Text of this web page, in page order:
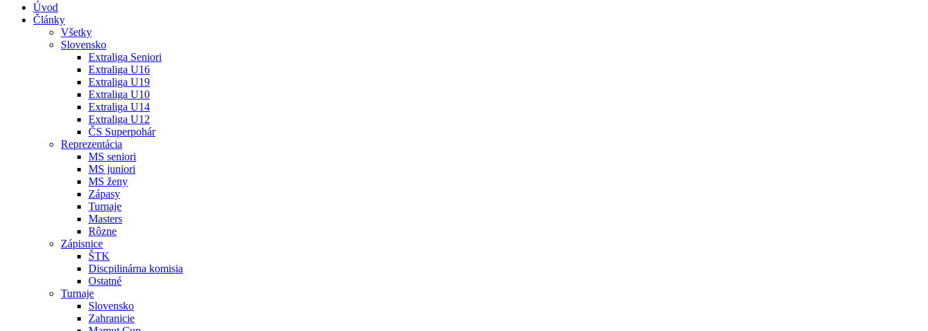
Úvod
Články
Všetky
Slovensko
Extraliga Seniori
Extraliga U16
Extraliga U19
Extraliga U10
Extraliga U14
Extraliga U12
ČS Superpohár
Reprezentácia
MS seniori
MS juniori
MS ženy
Zápasy
Turnaje
Masters
Rôzne
Zápisnice
ŠTK
Discpilinárna komisia
Ostatné
Turnaje
Slovensko
Zahranicie